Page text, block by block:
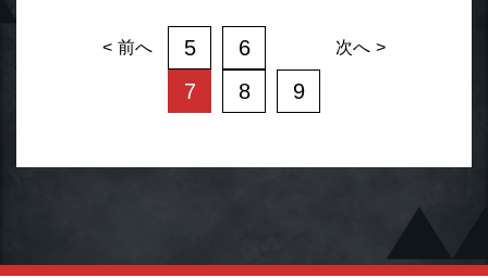
前へ 5
6
7
8 9
次へ